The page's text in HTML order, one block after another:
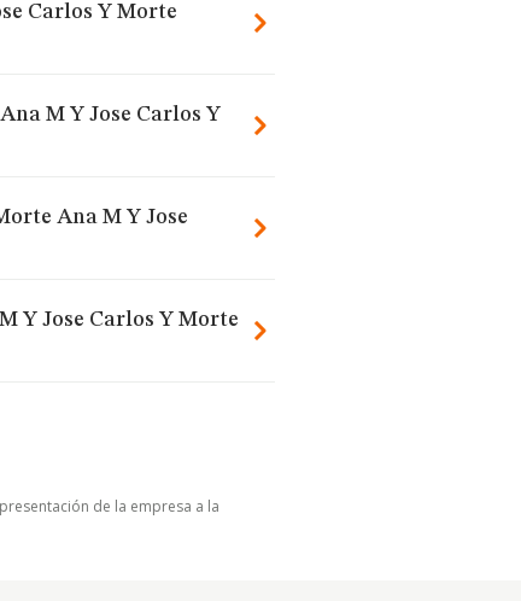
Carlos Y Morte
M Y Jose Carlos Y
Ana M Y Jose
Y Jose Carlos Y Morte
de la empresa a la